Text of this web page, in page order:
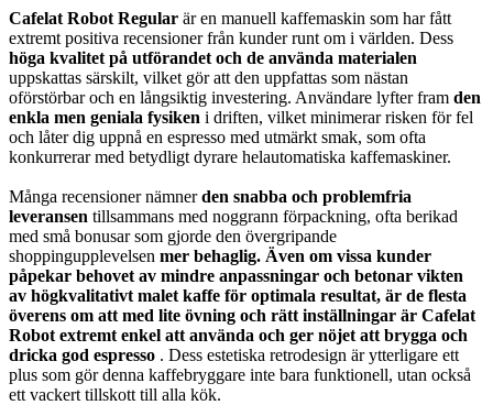
Cafelat Robot Regular är en manuell kaffemaskin som har fått
extremt positiva recensioner från kunder runt om i världen. Dess
höga kvalitet på utförandet och de använda materialen
uppskattas särskilt, vilket gör att den uppfattas som nästan
oförstörbar och en långsiktig investering. Användare lyfter fram den
enkla men geniala fysiken i driften, vilket minimerar risken för fel
och låter dig uppnå en espresso med utmärkt smak, som ofta
konkurrerar med betydligt dyrare helautomatiska kaffemaskiner.
Många recensioner nämnerden snabba och problemfria
leveransen tillsammans med noggrann förpackning, ofta berikad
med små bonusar som gjorde den övergripande
shoppingupplevelsen mer behaglig. Även om vissa kunder
påpekar behovet av mindre anpassningar och betonar vikten
av högkvalitativt malet kaffe för optimala resultat, är de flesta
överens om att med lite övning och rätt inställningar är Cafelat
Robot extremt enkel att använda och ger nöjet att brygga och
dricka god espresso . Dess estetiska retrodesign är ytterligare ett
plus som gör denna kaffebryggare inte bara funktionell, utan också
ett vackert tillskott till alla kök.